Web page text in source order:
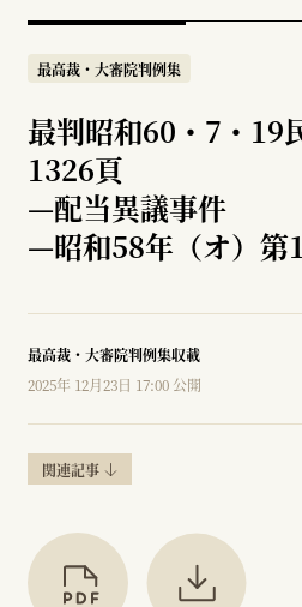
最高裁・大審院判例集
最判昭和60・7・19
1326頁
—配当異議事件
—昭和58年（オ）第
最高裁・大審院判例集収載
2025年 12月23日 17:00 公開
関連記事